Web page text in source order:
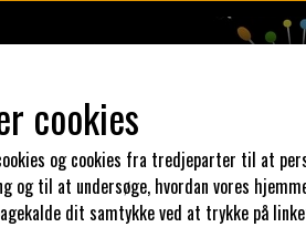
DIN KJOLE UNIKA PAKKER
cookies
og cookies fra tredjeparter til at
og til at undersøge, hvordan vores
dit samtykke ved at trykke på